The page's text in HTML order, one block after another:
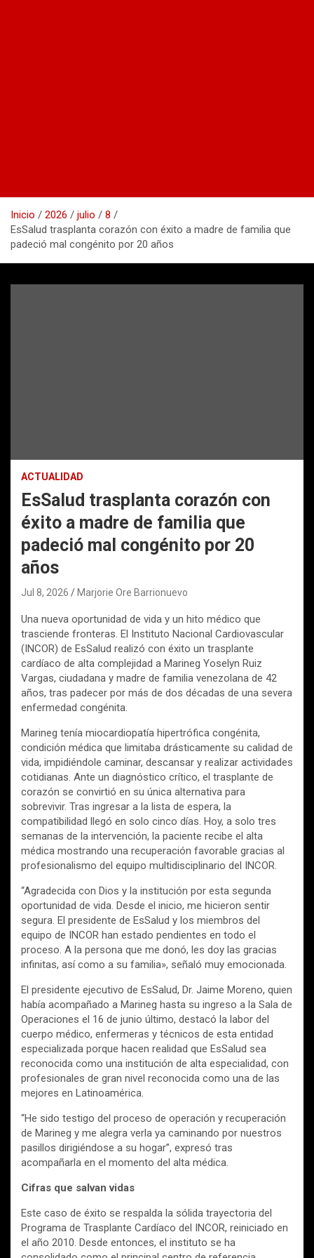
Inicio 2026 julio
8
EsSalud trasplanta corazón con éxito a madre de familia que
padeció mal congénito por 20 años
ACTUALIDAD
EsSalud trasplanta corazón con
éxito a madre de familia que
padeció mal congénito por 20
años
Jul 8, 2026 Marjorie Ore Barrionuevo
Una nueva oportunidad de vida y un hito médico que
trasciende fronteras. El Instituto Nacional Cardiovascular
(INCOR) de EsSalud realizó con éxito un trasplante
cardíaco de alta complejidad a Marineg Yoselyn Ruiz
Vargas, ciudadana y madre de familia venezolana de 42
años, tras padecer por más de dos décadas de una severa
enfermedad congénita.
Marineg tenía miocardiopatía hipertrófica congénita,
condición médica que limitaba drásticamente su calidad de
vida, impidiéndole caminar, descansar y realizar actividades
cotidianas. Ante un diagnóstico crítico, el trasplante de
corazón se convirtió en su única alternativa para
sobrevivir. Tras ingresar a la lista de espera, la
compatibilidad llegó en solo cinco días. Hoy, a solo tres
semanas de la intervención, la paciente recibe el alta
médica mostrando una recuperación favorable gracias al
profesionalismo del equipo multidisciplinario del INCOR.
“Agradecida con Dios y la institución por esta segunda
oportunidad de vida. Desde el inicio, me hicieron sentir
segura. El presidente de EsSalud y los miembros del
equipo de INCOR han estado pendientes en todo el
proceso. A la persona que me donó, les doy las gracias
infinitas, así como a su familia», señaló muy emocionada.
El presidente ejecutivo de EsSalud, Dr. Jaime Moreno, quien
había acompañado a Marineg hasta su ingreso a la Sala de
Operaciones el 16 de junio último, destacó la labor del
cuerpo médico, enfermeras y técnicos de esta entidad
especializada porque hacen realidad que EsSalud sea
reconocida como una institución de alta especialidad, con
profesionales de gran nivel reconocida como una de las
mejores en Latinoamérica.
“He sido testigo del proceso de operación y recuperación
de Marineg y me alegra verla ya caminando por nuestros
pasillos dirigiéndose a su hogar”, expresó tras
acompañarla en el momento del alta médica.
Cifras que salvan vidas
Este caso de éxito se respalda la sólida trayectoria del
Programa de Trasplante Cardíaco del INCOR, reiniciado en
el año 2010. Desde entonces, el instituto se ha